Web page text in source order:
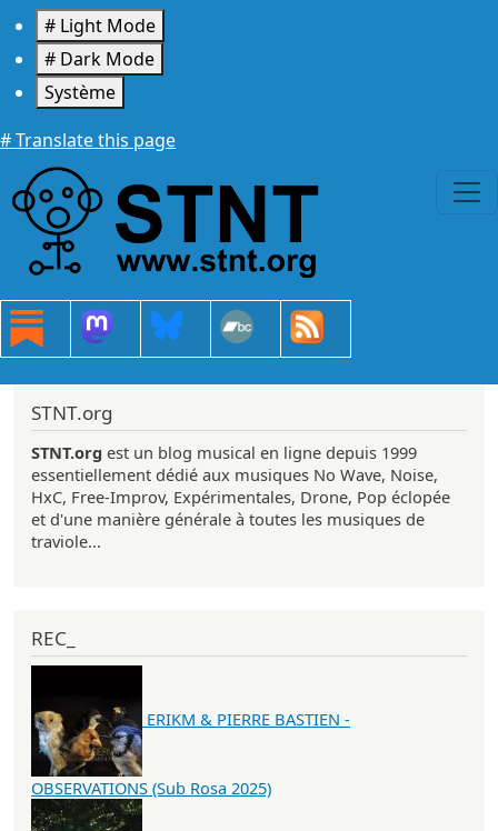
Aller au contenu principal
# Light Mode
# Dark Mode
Système
# Translate this page
STNT.org
STNT.org est un blog musical en ligne depuis 1999
essentiellement dédié aux musiques No Wave, Noise,
HxC, Free-Improv, Expérimentales, Drone, Pop éclopée
et d'une manière générale à toutes les musiques de
traviole...
REC_
ERIKM & PIERRE BASTIEN -
OBSERVATIONS (Sub Rosa 2025)